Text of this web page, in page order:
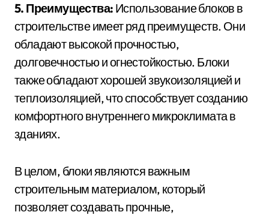
5. Преимущества: Использование блоков в
строительстве имеет ряд преимуществ. Они
обладают высокой прочностью,
долговечностью и огнестойкостью. Блоки
также обладают хорошей звукоизоляцией и
теплоизоляцией, что способствует созданию
комфортного внутреннего микроклимата в
зданиях.
В целом, блоки являются важным
строительным материалом, который
позволяет создавать прочные,